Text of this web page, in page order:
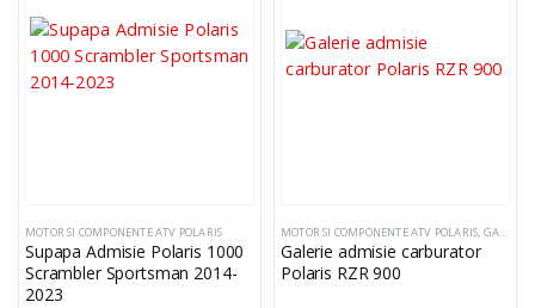
MOTOR SI COMPONENTE ATV POLARIS
Supapa Admisie Polaris 1000
Scrambler Sportsman 2014-
2023
MOTOR SI COMPONENTE ATV POLARIS, GALERIE ADMISIE COT CARBURATOR
Galerie admisie carburator
Polaris RZR 900